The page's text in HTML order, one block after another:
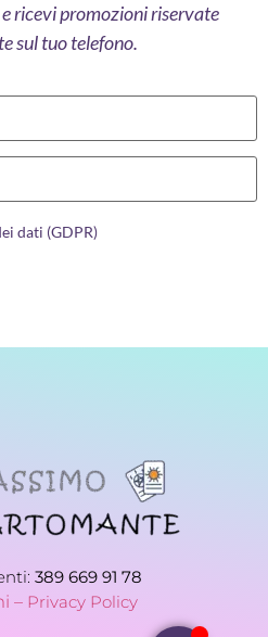
ricevi promozioni riservate
sul tuo telefono.
dati (GDPR)
389 669 91 78
– Privacy Policy